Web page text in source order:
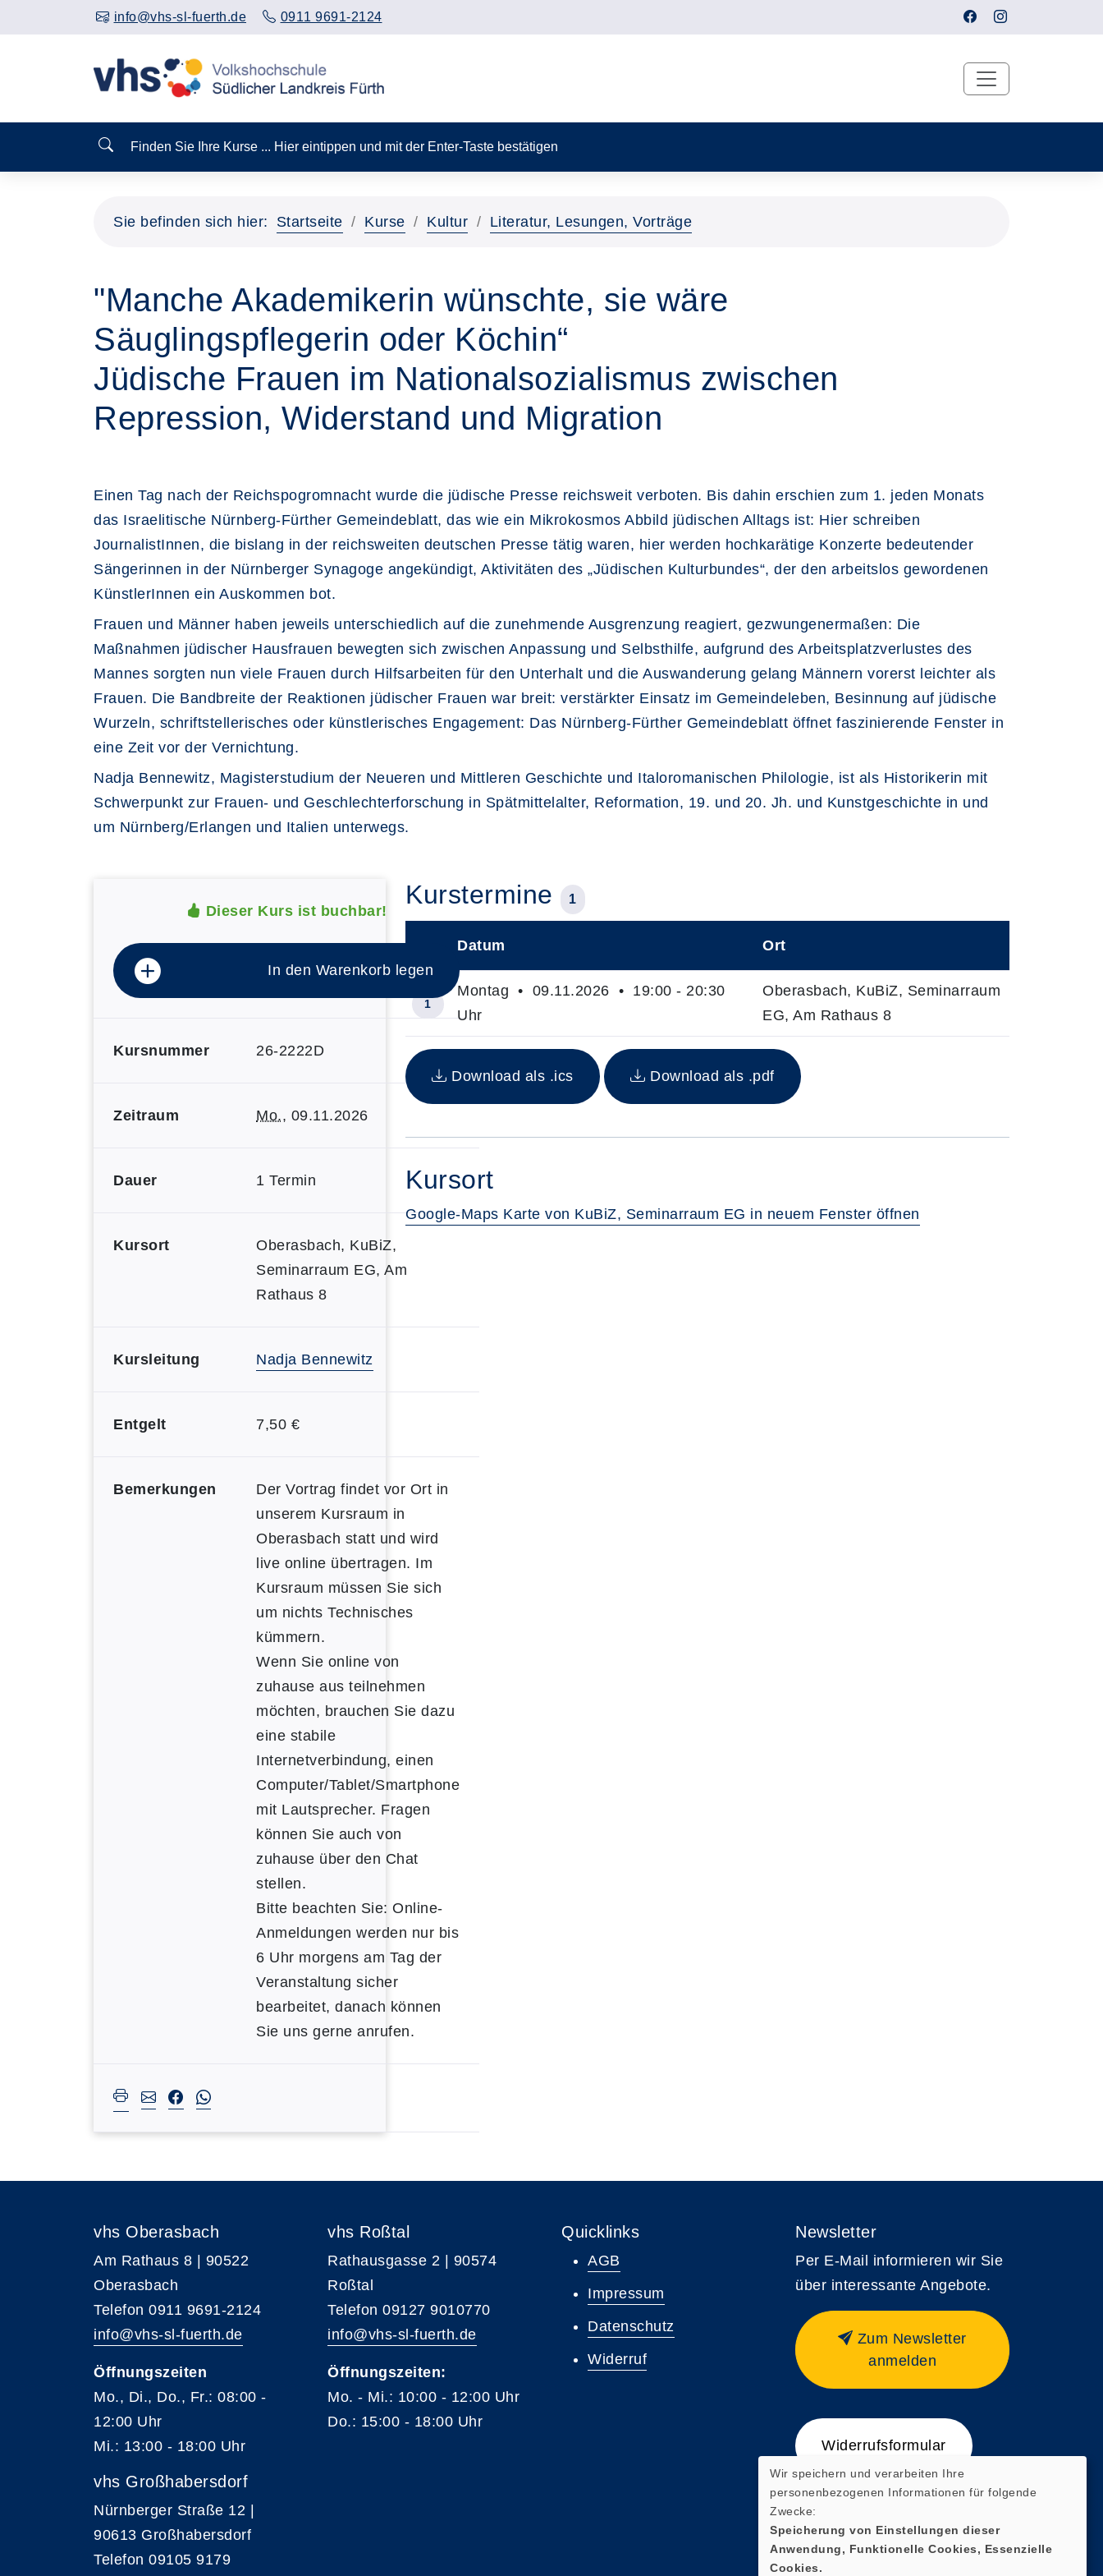
info@vhs-sl-fuerth.de 0911 9691-2124
Finden Sie Ihre Kurse ... Hier eintippen und mit der Enter-Taste bestätigen
Sie befinden sich hier: Startseite Kurse Kultur Literatur, Lesungen, Vorträge
"Manche Akademikerin wünschte, sie wäre
Säuglingspflegerin oder Köchin“
Jüdische Frauen im Nationalsozialismus zwischen
Repression, Widerstand und Migration
Einen Tag nach der Reichspogromnacht wurde die jüdische Presse reichsweit verboten. Bis dahin erschien zum 1. jeden Monats
das Israelitische Nürnberg-Fürther Gemeindeblatt, das wie ein Mikrokosmos Abbild jüdischen Alltags ist: Hier schreiben
JournalistInnen, die bislang in der reichsweiten deutschen Presse tätig waren, hier werden hochkarätige Konzerte bedeutender
Sängerinnen in der Nürnberger Synagoge angekündigt, Aktivitäten des „Jüdischen Kulturbundes“, der den arbeitslos gewordenen
KünstlerInnen ein Auskommen bot.
Frauen und Männer haben jeweils unterschiedlich auf die zunehmende Ausgrenzung reagiert, gezwungenermaßen: Die
Maßnahmen jüdischer Hausfrauen bewegten sich zwischen Anpassung und Selbsthilfe, aufgrund des Arbeitsplatzverlustes des
Mannes sorgten nun viele Frauen durch Hilfsarbeiten für den Unterhalt und die Auswanderung gelang Männern vorerst leichter als
Frauen. Die Bandbreite der Reaktionen jüdischer Frauen war breit: verstärkter Einsatz im Gemeindeleben, Besinnung auf jüdische
Wurzeln, schriftstellerisches oder künstlerisches Engagement: Das Nürnberg-Fürther Gemeindeblatt öffnet faszinierende Fenster in
eine Zeit vor der Vernichtung.
Nadja Bennewitz, Magisterstudium der Neueren und Mittleren Geschichte und Italoromanischen Philologie, ist als Historikerin mit
Schwerpunkt zur Frauen- und Geschlechterforschung in Spätmittelalter, Reformation, 19. und 20. Jh. und Kunstgeschichte in und
um Nürnberg/Erlangen und Italien unterwegs.
Dieser Kurs ist buchbar!
In den Warenkorb legen
Kursnummer 26-2222D
Zeitraum Mo., 09.11.2026
Dauer 1 Termin
Kursort
Oberasbach, KuBiZ,
Seminarraum EG, Am
Rathaus 8
Kursleitung Nadja Bennewitz
Entgelt 7,50 €
Bemerkungen
Der Vortrag findet vor Ort in
unserem Kursraum in
Oberasbach statt und wird
live online übertragen. Im
Kursraum müssen Sie sich
um nichts Technisches
kümmern.
Wenn Sie online von
zuhause aus teilnehmen
möchten, brauchen Sie dazu
eine stabile
Internetverbindung, einen
Computer/Tablet/Smartphone
mit Lautsprecher. Fragen
können Sie auch von
zuhause über den Chat
stellen.
Bitte beachten Sie: Online-
Anmeldungen werden nur bis
6 Uhr morgens am Tag der
Veranstaltung sicher
bearbeitet, danach können
Sie uns gerne anrufen.
Kurstermine 1
Insgesamt gibt es 1 Termine zum diesen Kurs
Datum Ort
1
Montag • 09.11.2026 • 19:00 - 20:30
Uhr
Oberasbach, KuBiZ, Seminarraum
EG, Am Rathaus 8
Download als .ics Download als .pdf
Kursort
Google-Maps Karte von KuBiZ, Seminarraum EG in neuem Fenster öffnen
vhs Oberasbach
Am Rathaus 8 | 90522
Oberasbach
Telefon 0911 9691-2124
info@vhs-sl-fuerth.de
Öffnungszeiten
Mo., Di., Do., Fr.: 08:00 -
12:00 Uhr
Mi.: 13:00 - 18:00 Uhr
vhs Großhabersdorf
Nürnberger Straße 12 |
90613 Großhabersdorf
Telefon 09105 9179
vhs Roßtal
Rathausgasse 2 | 90574
Roßtal
Telefon 09127 9010770
info@vhs-sl-fuerth.de
Öffnungszeiten:
Mo. - Mi.: 10:00 - 12:00 Uhr
Do.: 15:00 - 18:00 Uhr
Quicklinks
AGB
Impressum
Datenschutz
Widerruf
Newsletter
Per E-Mail informieren wir Sie
über interessante Angebote.
Zum Newsletter
anmelden
Widerrufsformular
Wir speichern und verarbeiten Ihre
personenbezogenen Informationen für folgende
Zwecke:
Speicherung von Einstellungen dieser
Anwendung, Funktionelle Cookies, Essenzielle
Cookies.